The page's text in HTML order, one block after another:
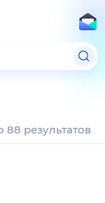
88 результатов